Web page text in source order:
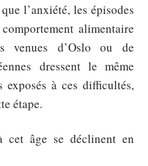
l’anxiété, les épisodes
alimentaire
venues d’Oslo ou de
dressent le même
exposés à ces difficultés,
étape.
cet âge se déclinent en